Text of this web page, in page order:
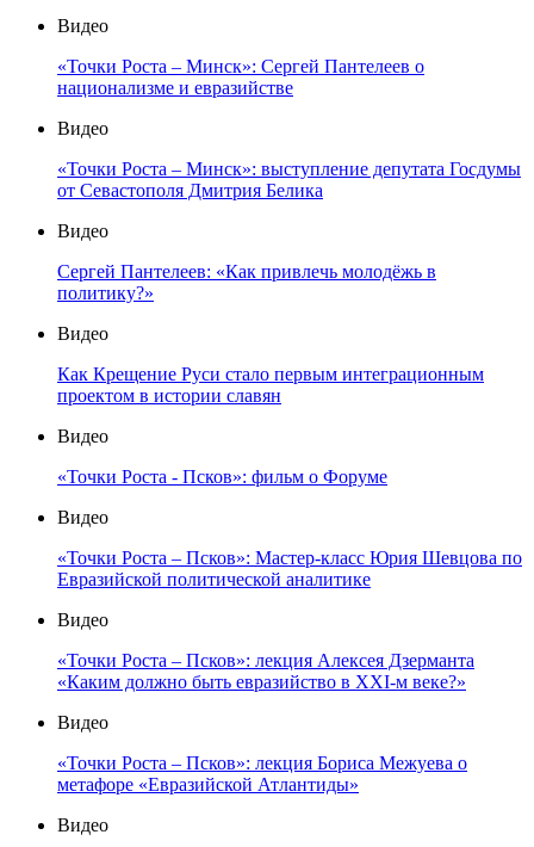
Видео
«Точки Роста – Минск»: Сергей Пантелеев о
национализме и евразийстве
Видео
«Точки Роста – Минск»: выступление депутата Госдумы
от Севастополя Дмитрия Белика
Видео
Сергей Пантелеев: «Как привлечь молодёжь в
политику?»
Видео
Как Крещение Руси стало первым интеграционным
проектом в истории славян
Видео
«Точки Роста - Псков»: фильм о Форуме
Видео
«Точки Роста – Псков»: Мастер-класс Юрия Шевцова по
Евразийской политической аналитике
Видео
«Точки Роста – Псков»: лекция Алексея Дзерманта
«Каким должно быть евразийство в XXI-м веке?»
Видео
«Точки Роста – Псков»: лекция Бориса Межуева о
метафоре «Евразийской Атлантиды»
Видео